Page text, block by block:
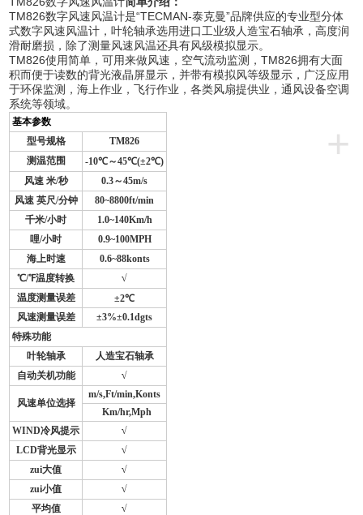
TM826数字风速风温计是“TECMAN-泰克曼”品牌供应的专业型分体
式数字风速风温计，叶轮轴承选用进口工业级人造宝石轴承，高度润
滑耐磨损，除了测量风速风温还具有风级模拟显示。
TM826使用简单，可用来做风速，空气流动监测，TM826拥有大面
积而便于读数的背光液晶屏显示，并带有模拟风等级显示，广泛应用
于环保监测，海上作业，飞行作业，各类风扇提供业，通风设备空调
系统等领域。
+
基本参数
型号规格
TM826
测温范围
-10℃～45℃(±2℃)
风速 米/秒
0.3～45m/s
风速 英尺/分钟
80~8800ft/min
千米/小时
1.0~140Km/h
哩/小时
0.9~100MPH
海上时速
0.6~88konts
℃/℉温度转换
√
温度测量误差
±2℃
风速测量误差
±3%±0.1dgts
特殊功能
叶轮轴承
人造宝石轴承
自动关机功能
√
风速单位选择
m/s,Ft/min,Konts
Km/hr,Mph
WIND冷风提示
√
LCD背光显示
√
zui大值
√
zui小值
√
平均值
√